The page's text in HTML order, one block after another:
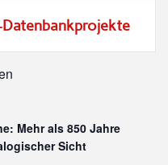
Mehr als 850 Jahre
Sicht